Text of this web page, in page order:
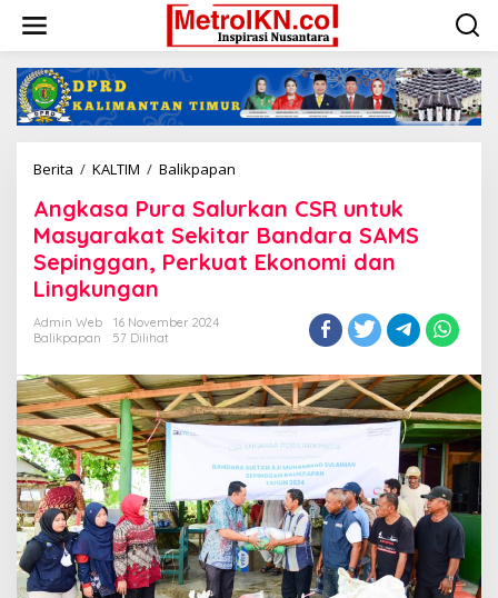
konten
Berita / KALTIM / Balikpapan
Salurkan
CSR
untuk
Masyarakat
Ekonomi
dan
Lingkungan
Angkasa Pura Salurkan CSR untuk
Masyarakat Sekitar Bandara SAMS
Sepinggan, Perkuat Ekonomi dan
Lingkungan
Admin Web
16 November 2024
Balikpapan
57 Dilihat